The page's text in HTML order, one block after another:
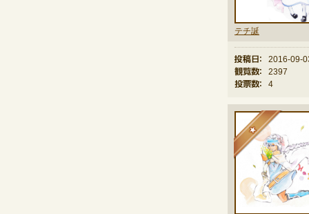
テチ誕
投稿日：
2016-09-
観覧数：
2397
投票数：
4